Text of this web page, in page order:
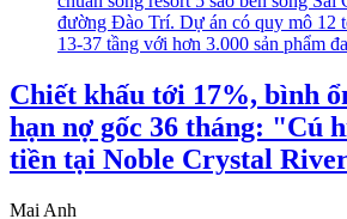
Chiết khấu tới 17%, bình
hạn nợ gốc 36 tháng: "Cú
tiền tại Noble Crystal
Mai Anh